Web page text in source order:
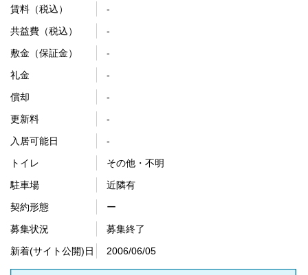
賃料（税込）
-
共益費（税込）
-
敷金（保証金）
-
礼金
-
償却
-
更新料
-
入居可能日
-
トイレ
その他・不明
駐車場
近隣有
契約形態
ー
募集状況
募集終了
新着(サイト公開)日
2006/06/05